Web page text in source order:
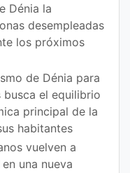
Dénia la
desempleadas
los próximos
de Dénia para
el equilibrio
principal de la
habitantes
vuelven a
una nueva